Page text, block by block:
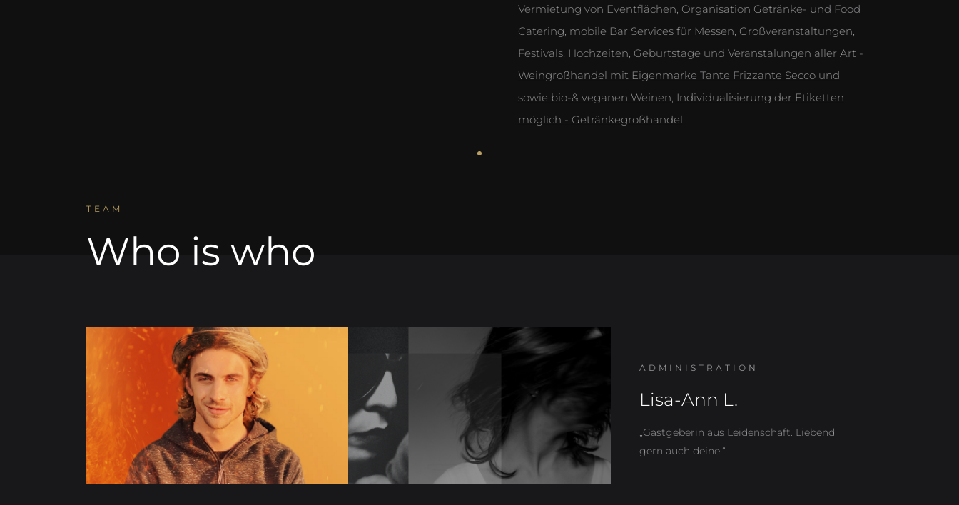
Vermietung von Eventflächen, Organisation Getränke- und Food
Catering, mobile Bar Services für Messen, Großveranstaltungen,
Festivals, Hochzeiten, Geburtstage und Veranstalungen aller Art -
Weingroßhandel mit Eigenmarke Tante Frizzante Secco und
sowie bio-& veganen Weinen, Individualisierung der Etiketten
möglich - Getränkegroßhandel
TEAM
Who is who
ADMINISTRATION
Lisa-Ann L.
„Gastgeberin aus Leidenschaft. Liebend
gern auch deine.“